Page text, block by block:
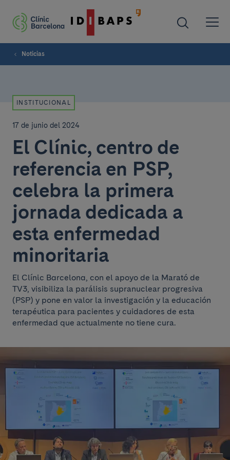
Noticias
INSTITUCIONAL
17 de junio del 2024
El Clínic, centro de
referencia en PSP,
celebra la primera
jornada dedicada a
esta enfermedad
minoritaria
El Clínic Barcelona, con el apoyo de la Marató de
TV3, visibiliza la parálisis supranuclear progresiva
(PSP) y pone en valor la investigación y la educación
terapéutica para pacientes y cuidadores de esta
enfermedad que actualmente no tiene cura.